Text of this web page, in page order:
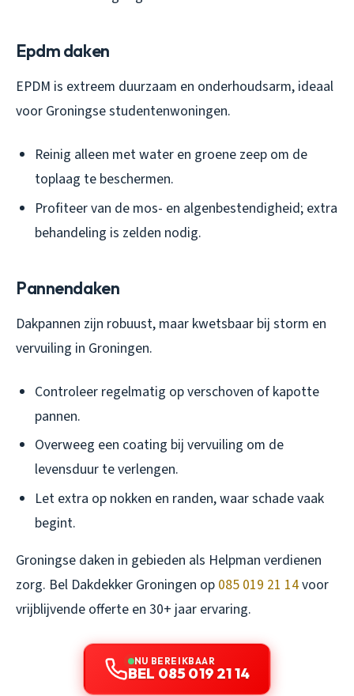
Epdm daken
EPDM is extreem duurzaam en onderhoudsarm, ideaal
voor Groningse studentenwoningen.
Reinig alleen met water en groene zeep om de
toplaag te beschermen.
Profiteer van de mos- en algenbestendigheid; extra
behandeling is zelden nodig.
Pannendaken
Dakpannen zijn robuust, maar kwetsbaar bij storm en
vervuiling in Groningen.
Controleer regelmatig op verschoven of kapotte
pannen.
Overweeg een coating bij vervuiling om de
levensduur te verlengen.
Let extra op nokken en randen, waar schade vaak
begint.
Groningse daken in gebieden als Helpman verdienen
zorg. Bel Dakdekker Groningen op 085 019 21 14voor
vrijblijvende offerte en 30+ jaar ervaring.
NU BEREIKBAAR
BEL 085 019 21 14